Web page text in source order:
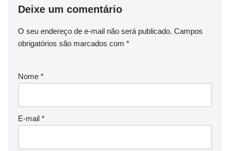
Deixe um comentário
O seu endereço de e-mail não será publicado. Campos
obrigatórios são marcados com *
Nome *
E-mail *